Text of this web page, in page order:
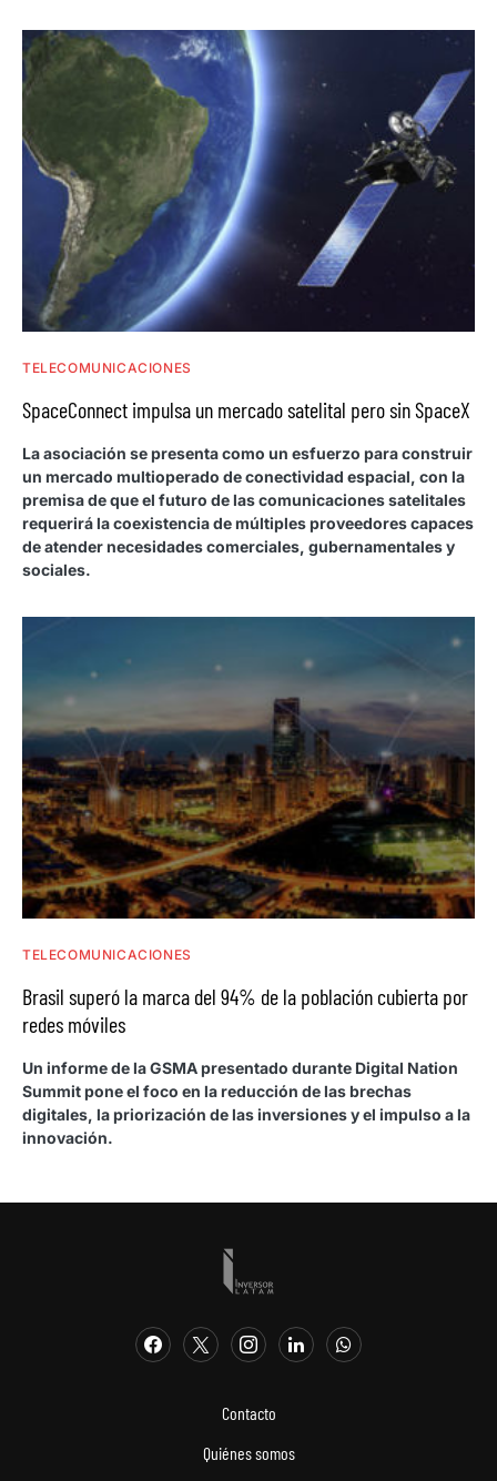
TELECOMUNICACIONES
SpaceConnect impulsa un mercado satelital pero sin SpaceX
La asociación se presenta como un esfuerzo para construir
un mercado multioperado de conectividad espacial, con la
premisa de que el futuro de las comunicaciones satelitales
requerirá la coexistencia de múltiples proveedores capaces
de atender necesidades comerciales, gubernamentales y
sociales.
TELECOMUNICACIONES
Brasil superó la marca del 94% de la población cubierta por
redes móviles
Un informe de la GSMA presentado durante Digital Nation
Summit pone el foco en la reducción de las brechas
digitales, la priorización de las inversiones y el impulso a la
innovación.
Contacto
Quiénes somos